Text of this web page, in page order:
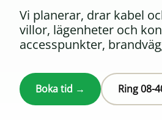
Vi planerar, drar kabel
villor, lägenheter och
accesspunkter,
Boka tid → Ring 08-